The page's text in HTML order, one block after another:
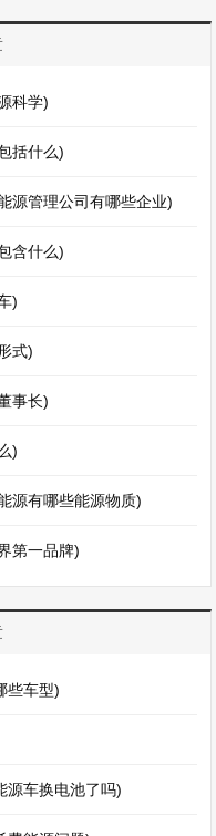
科学)
括什么)
源管理公司有哪些企业)
含什么)
)
式)
事长)
)
源有哪些能源物质)
第一品牌)
些车型)
源车换电池了吗)